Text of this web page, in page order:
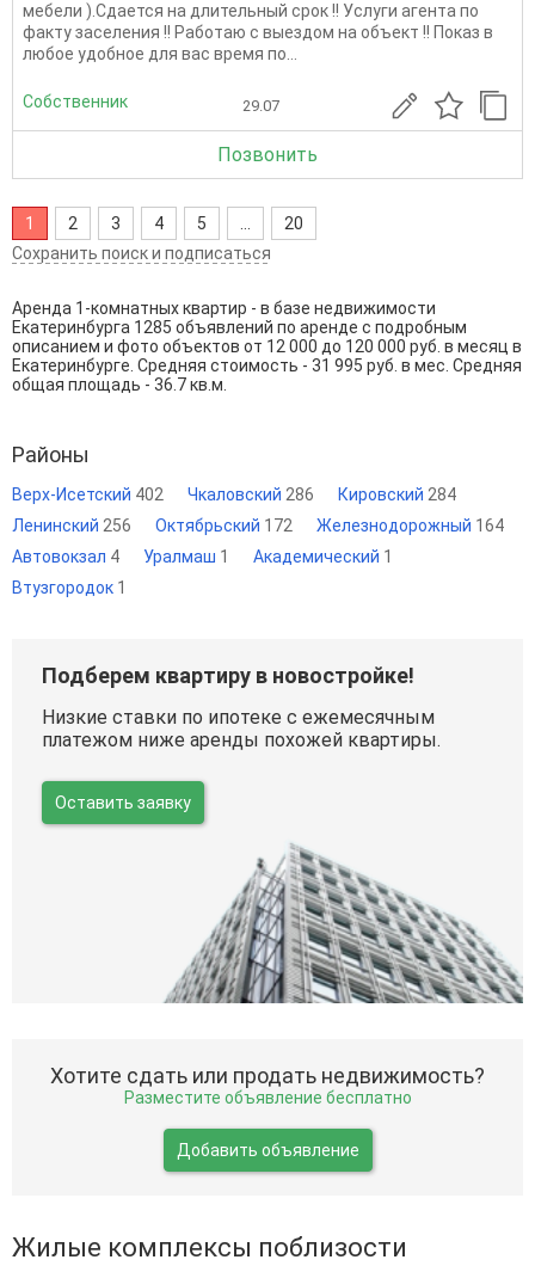
мебели ).Сдается на длительный срок !! Услуги агента по
факту заселения !! Работаю с выездом на объект !! Показ в
любое удобное для вас время по...
Собственник 29.07
Позвонить
1 2 3 4 5
20
Сохранить поиск и подписаться
Аренда 1-комнатных квартир - в базе недвижимости
Екатеринбурга 1285 объявлений по аренде с подробным
описанием и фото объектов от 12 000 до 120 000 руб. в месяц в
Екатеринбурге. Средняя стоимость - 31 995 руб. в мес. Средняя
общая площадь - 36.7 кв.м.
Районы
Верх-Исетский 402 Чкаловский 286 Кировский 284
Ленинский 256 Октябрьский 172 Железнодорожный 164
Автовокзал 4 Уралмаш 1 Академический 1
Втузгородок 1
Подберем квартиру в новостройке!
Низкие ставки по ипотеке с ежемесячным
платежом ниже аренды похожей квартиры.
Оставить заявку
Хотите сдать или продать недвижимость?
Разместите объявление бесплатно
Добавить объявление
Жилые комплексы поблизости